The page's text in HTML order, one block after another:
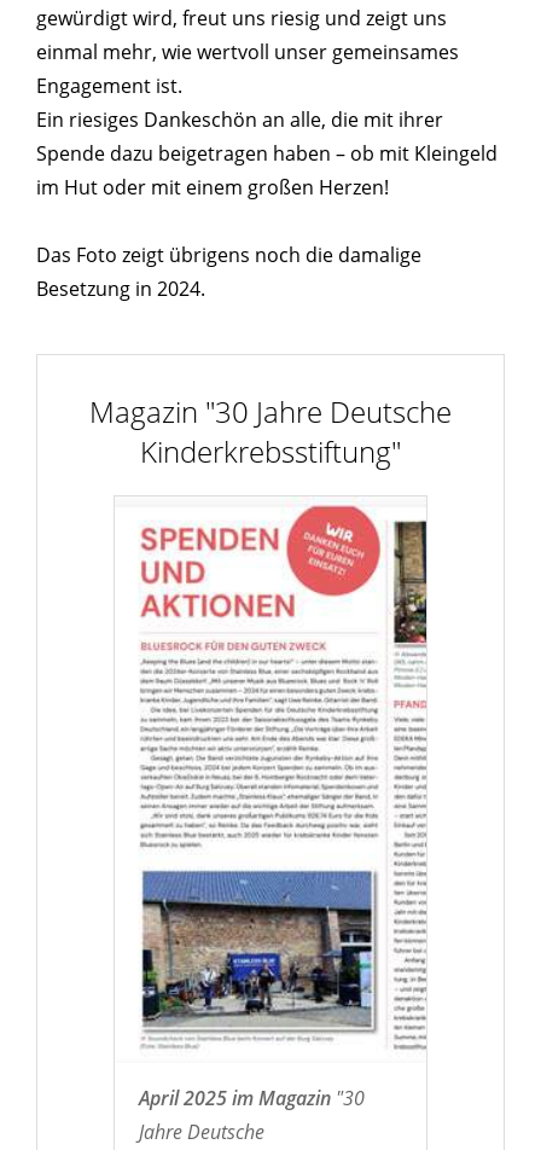
gewürdigt wird, freut uns riesig und zeigt uns
einmal mehr, wie wertvoll unser gemeinsames
Engagement ist.
Ein riesiges Dankeschön an alle, die mit ihrer
Spende dazu beigetragen haben – ob mit Kleingeld
im Hut oder mit einem großen Herzen!
Das Foto zeigt übrigens noch die damalige
Besetzung in 2024.
Magazin "30 Jahre Deutsche
Kinderkrebsstiftung"
April 2025 im Magazin"30
Jahre Deutsche